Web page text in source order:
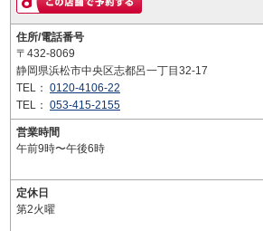
住所/電話番号
〒432-8069
静岡県浜松市中央区志都呂一丁目32-17
TEL： 0120-4106-22
TEL： 053-415-2155
営業時間
午前9時〜午後6時
定休日
第2火曜